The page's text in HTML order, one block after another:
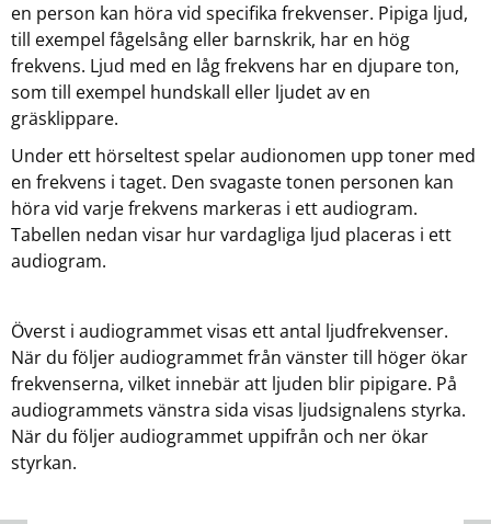
en person kan höra vid specifika frekvenser. Pipiga ljud,
till exempel fågelsång eller barnskrik, har en hög
frekvens. Ljud med en låg frekvens har en djupare ton,
som till exempel hundskall eller ljudet av en
gräsklippare.
Under ett hörseltest spelar audionomen upp toner med
en frekvens i taget. Den svagaste tonen personen kan
höra vid varje frekvens markeras i ett audiogram.
Tabellen nedan visar hur vardagliga ljud placeras i ett
audiogram.
Överst i audiogrammet visas ett antal ljudfrekvenser.
När du följer audiogrammet från vänster till höger ökar
frekvenserna, vilket innebär att ljuden blir pipigare. På
audiogrammets vänstra sida visas ljudsignalens styrka.
När du följer audiogrammet uppifrån och ner ökar
styrkan.